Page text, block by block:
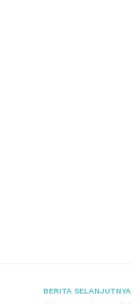
BERITA SELANJUTNYA